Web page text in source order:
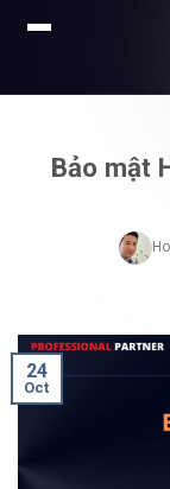
contentBảo mật
24
Oct